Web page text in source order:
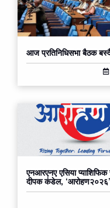
आज प्रतिनिधिसभा बैठक
एनआरएनए एसिया
दीपक कंडेल,